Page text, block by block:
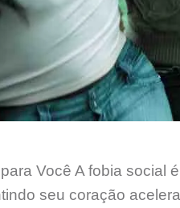
Você A fobia
seu coração